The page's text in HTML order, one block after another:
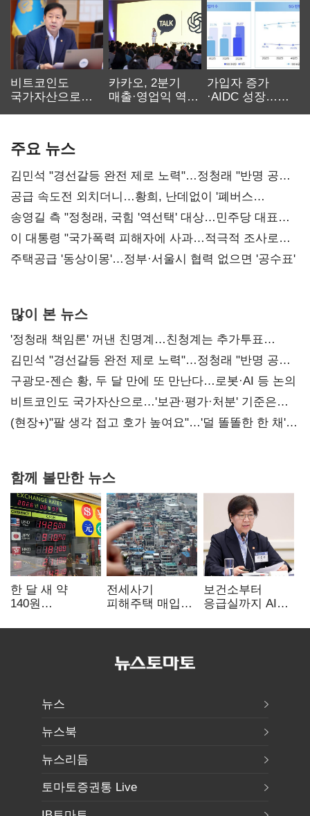
비트코인도
국가자산으로…'
카카오, 2분기
매출·영업익 역대
가입자 증가
·AIDC 성장…
주요 뉴스
김민석 "경선갈등 완전 제로 노력"…정청래 "반명 공세
사과부터"
공급 속도전 외치더니…황희, 난데없이 '폐버스
리모델링' 제안
송영길 측 "정청래, 국힘 '역선택' 대상…민주당 대표로
총선 지휘 못해"
이 대통령 "국가폭력 피해자에 사과…적극적 조사로
진실 밝혀야"
주택공급 '동상이몽'…정부·서울시 협력 없으면 '공수표'
많이 본 뉴스
'정청래 책임론' 꺼낸 친명계…친청계는 추가투표
때리기
김민석 "경선갈등 완전 제로 노력"…정청래 "반명 공세
사과부터"
구광모-젠슨 황, 두 달 만에 또 만난다…로봇·AI 등 논의
비트코인도 국가자산으로…'보관·평가·처분' 기준은
숙제
(현장+)"팔 생각 접고 호가 높여요"…'덜 똘똘한 한 채'
함께 볼만한 뉴스
한 달 새 약
140원
엔저'에 원화
전세사기
피해주택 매입
누적 피해자
보건소부터
응급실까지 AI
혁신 본격화
뉴스
뉴스북
뉴스리듬
토마토증권통 Live